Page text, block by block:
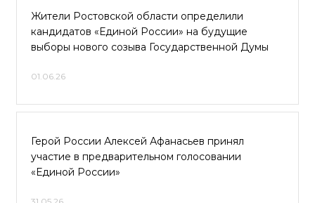
Жители Ростовской области определили
кандидатов «Единой России» на будущие
выборы нового созыва Государственной Думы
01.06.26
Герой России Алексей Афанасьев принял
участие в предварительном голосовании
«Единой России»